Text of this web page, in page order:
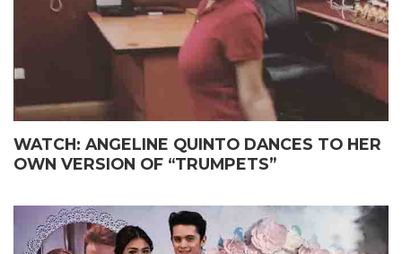
WATCH: ANGELINE QUINTO DANCES TO HER
OWN VERSION OF “TRUMPETS”